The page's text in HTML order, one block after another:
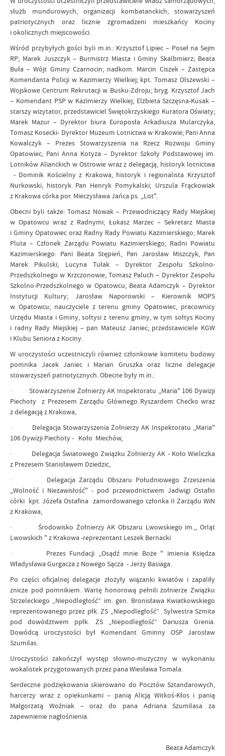
służb mundurowych, organizacji kombatanckich, stowarzyszeń
patriotycznych oraz licznie zgromadzeni mieszkańcy Kociny
i okolicznych miejscowości.
Wśród przybyłych gości byli m.in.: Krzysztof Lipiec – Poseł na Sejm
RP; Marek Juszczyk – Burmistrz Miasta i Gminy Skalbmierz; Beata
Buła – Wójt Gminy Czarnocin; nadkom. Marcin Ciszek – Zastępca
Komendanta Policji w Kazimierzy Wielkiej; kpt. Tomasz Olszewski –
Wojskowe Centrum Rekrutacji w Busku-Zdroju; bryg. Krzysztof Jach
– Komendant PSP w Kazimierzy Wielkiej; Elżbieta Szczęsna-Kusak –
starszy wizytator, przedstawiciel Świętokrzyskiego Kuratora Oświaty;
Marek Mazur – Dyrektor biura Europosła Arkadiusza Mularczyka,
Tomasz Kosecki- Dyrektor Muzeum Lotnictwa w Krakowie; Pani Anna
Kowalczyk – Prezes Stowarzyszenia na Rzecz Rozwoju Gminy
Opatowiec; Pani Anna Kotyza – Dyrektor Szkoły Podstawowej im.
Lotników Alianckich w Ostrowie wraz z delegacją, historyk lotnictwa
- Dominik Kościelny z Krakowa, historyk i regionalista Krzysztof
Nurkowski, historyk Pan Henryk Pomykalski; Urszula Frąckowiak
z Krakowa córka por. Mieczysława Jańca ps. ,,Lot".
Obecni byli także: Tomasz Nowak – Przewodniczący Rady Miejskiej
w Opatowcu wraz z Radnymi; Łukasz Marzec – Sekretarz Miasta
i Gminy Opatowiec oraz Radny Rady Powiatu Kazimierskiego; Marek
Pluta – Członek Zarządu Powiatu Kazimierskiego; Radni Powiatu
Kazimierskiego: Pani Beata Stępień, Pan Jarosław Miszczyk, Pan
Marek Pikulski; Lucyna Tułak – Dyrektor Zespołu Szkolno-
Przedszkolnego w Krzczonowie; Tomasz Paluch – Dyrektor Zespołu
Szkolno-Przedszkolnego w Opatowcu; Beata Adamczyk – Dyrektor
Instytucji Kultury; Jarosław Naporowski – Kierownik MOPS
w Opatowcu; nauczyciele z terenu gminy Opatowiec, pracownicy
Urzędu Miasta i Gminy, sołtysi z terenu gminy, w tym sołtys Kociny
i radny Rady Miejskiej – pan Mateusz Janiec; przedstawiciele KGW
i Klubu Seniora z Kociny.
W uroczystości uczestniczyli również członkowie komitetu budowy
pomnika Jacek Janiec i Marian Gruszka oraz liczne delegacje
stowarzyszeń patriotycznych. Obecne były m.in.:
· Stowarzyszenie Żołnierzy AK Inspektoratu ,,Maria" 106 Dywizji
Piechoty z Prezesem Zarządu Głównego Ryszardem Chećko wraz
z delegacją z Krakowa,
· Delegacja Stowarzyszenia Żołnierzy AK Inspektoratu ,,Maria"
106 Dywizji Piechoty - Koło Miechów,
· Delegacja Światowego Związku Żołnierzy AK - Koło Wieliczka
z Prezesem Stanisławem Dziedzic,
· Delegacja Zarządu Obszaru Południowego Zrzeszenia
,,Wolność i Niezawisłość" - pod przewodnictwem Jadwigi Ostafin
córki kpt. Józefa Ostafina zamordowanego członka II Zarządu WiN
z Krakowa,
· Środowisko Żołnierzy AK Obszaru Lwowskiego im.,, Orląt
Lwowskich " z Krakowa -reprezentant Leszek Bernacki
· Prezes Fundacji ,,Osądź mnie Boże " imienia Księdza
Władysława Gurgacza z Nowego Sącza - Jerzy Basiaga.
Po części oficjalnej delegacje złożyły wiązanki kwiatów i zapaliły
znicze pod pomnikiem. Wartę honorową pełnili żołnierze Związku
Strzeleckiego „Niepodległość” im. gen. Bronisława Kwiatkowskiego
reprezentowanego przez płk. ZS „Niepodległość” Sylwestra Szmita
pod dowództwem ppłk. ZS „Niepodległość” Dariusza Grenia.
Dowódcą uroczystości był Komendant Gminny OSP Jarosław
Szumilas.
Uroczystości zakończył występ słowno-muzyczny w wykonaniu
wokalistek przygotowanych przez pana Wiesława Tomala.
Serdeczne podziękowania skierowano do Pocztów Sztandarowych,
harcerzy wraz z opiekunkami – panią Alicją Witkoś-Kłos i panią
Małgorzatą Woźniak – oraz do pana Adriana Szumilasa za
zapewnienie nagłośnienia.
Beata Adamczyk